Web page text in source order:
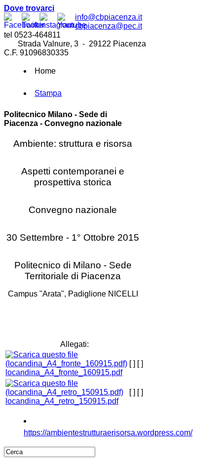
Dove trovarci
info@cbpiacenza.it
cbpiacenza@pec.it
tel 0523-464811
Strada Valnure, 3 - 29122 Piacenza
C.F. 91096830335
Home
Stampa
Politecnico Milano - Sede di
Piacenza - Convegno nazionale
Ambiente: struttura e risorsa
Aspetti contemporanei e
prospettiva storica
Convegno nazionale
30 Settembre - 1° Ottobre 2015
Politecnico di Milano - Sede
Territoriale di Piacenza
Campus "Arata", Padiglione NICELLI
Allegati:
locandina_A4_fronte_160915.pdf
[ ] [ ]
locandina_A4_retro_150915.pdf
[ ] [ ]
https://ambientestrutturaerisorsa.wordpress.com/